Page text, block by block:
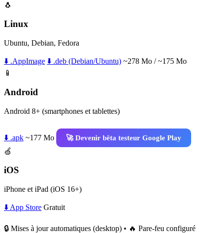
🐧
Linux
Ubuntu, Debian, Fedora
⬇️ .AppImage ⬇️ .deb (Debian/Ubuntu) ~278 Mo / ~175 Mo
📱
Android
Android 8+ (smartphones et tablettes)
⬇️ .apk ~177 Mo
🚀 Devenir bêta testeur Google Play
🍏
iOS
iPhone et iPad (iOS 16+)
⬇️ App Store Gratuit
🔒 Mises à jour automatiques (desktop) • 🔥 Pare-feu configuré